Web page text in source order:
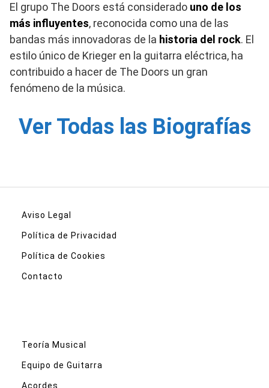
El grupo The Doors está considerado uno de los
más influyentes, reconocida como una de las
bandas más innovadoras de la historia del rock. El
estilo único de Krieger en la guitarra eléctrica, ha
contribuido a hacer de The Doors un gran
fenómeno de la música.
Ver Todas las Biografías
Aviso Legal
Política de Privacidad
Política de Cookies
Contacto
Teoría Musical
Equipo de Guitarra
Acordes